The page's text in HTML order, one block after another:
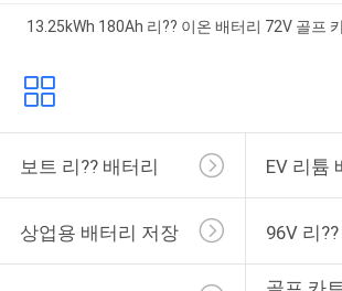
13.25kWh 180Ah 리?? 이온 배터리 72V 골프
보트 리?? 배터리 EV 리튬
상업용 배터리 저장 96V 리